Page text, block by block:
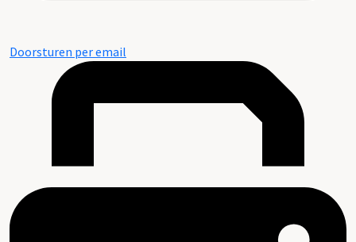
Doorsturen per email